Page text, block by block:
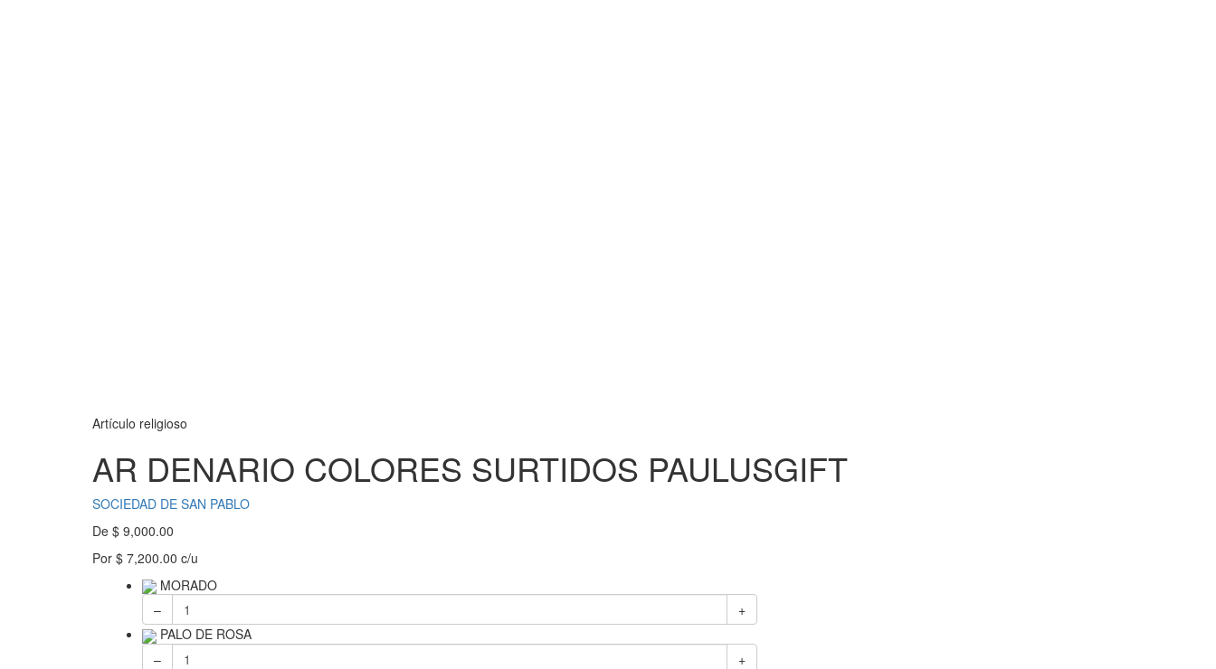
Artículo religioso
AR DENARIO COLORES SURTIDOS PAULUSGIFT
SOCIEDAD DE SAN PABLO
De $ 9,000.00
Por $ 7,200.00 c/u
MORADO
–
+
PALO DE ROSA
–
+